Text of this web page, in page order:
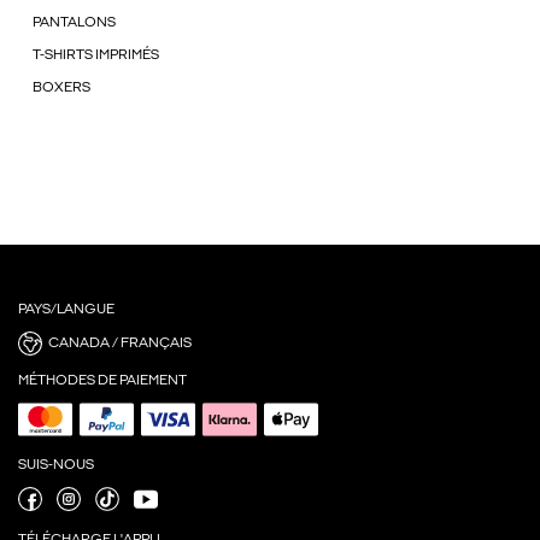
PANTALONS
T-SHIRTS IMPRIMÉS
BOXERS
PAYS/LANGUE
CANADA / FRANÇAIS
MÉTHODES DE PAIEMENT
SUIS-NOUS